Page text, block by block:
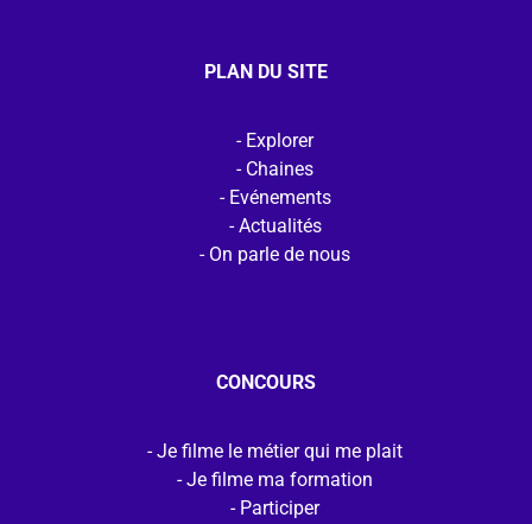
PLAN DU SITE
Explorer
Chaines
Evénements
Actualités
On parle de nous
CONCOURS
Je filme le métier qui me plait
Je filme ma formation
Participer